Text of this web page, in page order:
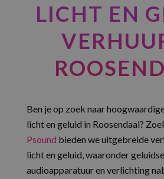
LICHT EN
Ben je op zoek naar
licht en geluid in Roosendaal?
Psound bieden we uitgebreide
licht en geluid, waaronder
audioapparatuur en verlichting